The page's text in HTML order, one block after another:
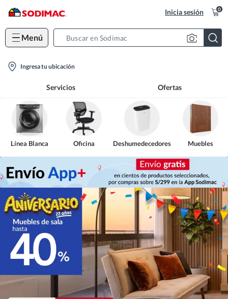
Inicia sesión 0
Menú
location-
Ingresa tu ubicación
Servicios Ofertas
Línea Blanca Oficina Deshumedecedores Muebles